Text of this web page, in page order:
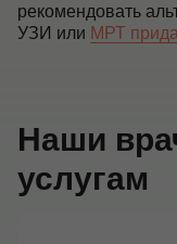
рекомендовать
УЗИ или МРТ
Наши
услугам